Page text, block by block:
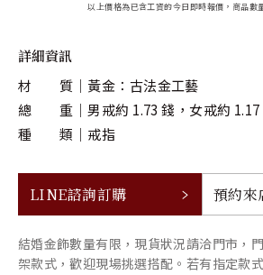
以上價格為已含工資的今日即時報價，商品數
詳細資訊
材 質
黃金：古法金工藝
總 重
男戒約 1.73 錢，女戒約 1.17
種 類
戒指
LINE諮詢訂購 預約來
結婚金飾數量有限，現貨狀況請洽門市，
架款式，歡迎現場挑選搭配。若有指定款